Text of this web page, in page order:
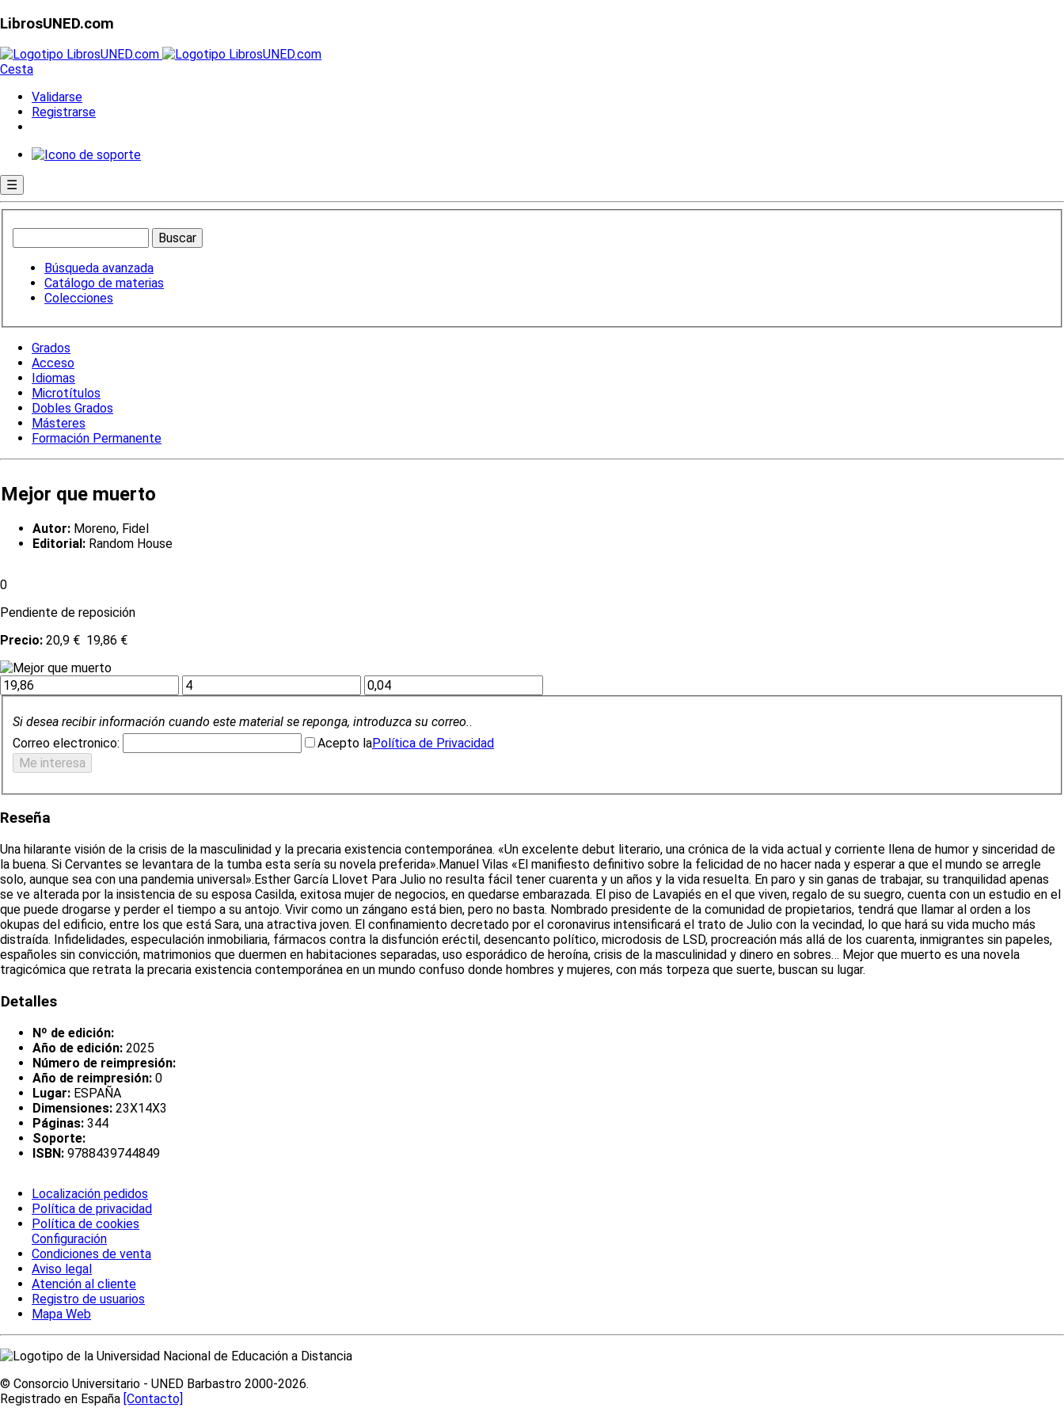
LibrosUNED.com
Cesta
Validarse
Registrarse
☰
Búsqueda avanzada
Catálogo de materias
Colecciones
Grados
Acceso
Idiomas
Microtítulos
Dobles Grados
Másteres
Formación Permanente
Mejor que muerto
Autor: Moreno, Fidel
Editorial: Random House
0
Pendiente de reposición
Precio: 20,9 € 19,86 €
Si desea recibir información cuando este material se reponga, introduzca su correo..
Correo electronico:
Acepto laPolítica de Privacidad
Reseña
Una hilarante visión de la crisis de la masculinidad y la precaria existencia contemporánea. «Un excelente debut literario, una crónica de la vida actual y corriente llena de humor y sinceridad de
la buena. Si Cervantes se levantara de la tumba esta sería su novela preferida».Manuel Vilas «El manifiesto definitivo sobre la felicidad de no hacer nada y esperar a que el mundo se arregle
solo, aunque sea con una pandemia universal».Esther García Llovet Para Julio no resulta fácil tener cuarenta y un años y la vida resuelta. En paro y sin ganas de trabajar, su tranquilidad apenas
se ve alterada por la insistencia de su esposa Casilda, exitosa mujer de negocios, en quedarse embarazada. El piso de Lavapiés en el que viven, regalo de su suegro, cuenta con un estudio en el
que puede drogarse y perder el tiempo a su antojo. Vivir como un zángano está bien, pero no basta. Nombrado presidente de la comunidad de propietarios, tendrá que llamar al orden a los
okupas del edificio, entre los que está Sara, una atractiva joven. El confinamiento decretado por el coronavirus intensificará el trato de Julio con la vecindad, lo que hará su vida mucho más
distraída. Infidelidades, especulación inmobiliaria, fármacos contra la disfunción eréctil, desencanto político, microdosis de LSD, procreación más allá de los cuarenta, inmigrantes sin papeles,
españoles sin convicción, matrimonios que duermen en habitaciones separadas, uso esporádico de heroína, crisis de la masculinidad y dinero en sobres… Mejor que muerto es una novela
tragicómica que retrata la precaria existencia contemporánea en un mundo confuso donde hombres y mujeres, con más torpeza que suerte, buscan su lugar.
Detalles
Nº de edición:
Año de edición: 2025
Número de reimpresión:
Año de reimpresión: 0
Lugar: ESPAÑA
Dimensiones: 23X14X3
Páginas: 344
Soporte:
ISBN: 9788439744849
Localización pedidos
Política de privacidad
Política de cookies
Configuración
Condiciones de venta
Aviso legal
Atención al cliente
Registro de usuarios
Mapa Web
© Consorcio Universitario - UNED Barbastro 2000-2026.
Registrado en España [Contacto]